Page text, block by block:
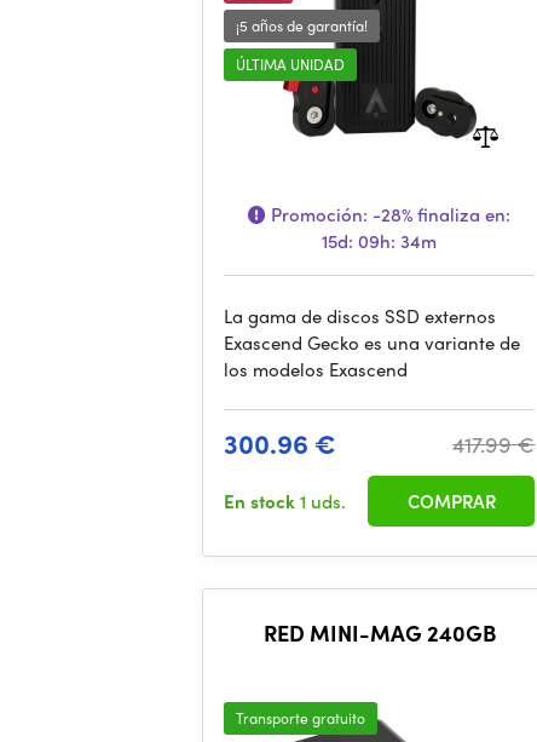
¡5 años de garantía!
ÚLTIMA UNIDAD
Promoción: -28%finaliza en:
15d: 09h: 34m
La gama de discos SSD externos
Exascend Gecko es una variante de
los modelos Exascend
300.96 € 417.99 €
En stock1 uds. COMPRAR
RED MINI-MAG 240GB
Transporte gratuito